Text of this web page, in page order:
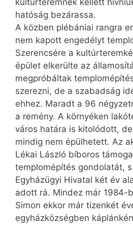
kultúrteremnek kellett
hatóság bezárassa.
A közben plébániai rangra
nem kapott engedélyt
Szerencsére a
épület elkerülte az
megpróbáltak
szerezni, de a szabadság
ehhez. Maradt a 96
a remény. A környéken
város határa is kitolódott,
mindig nem épülhetett. Az
Lékai László bíboros
templomépítés gondolatát,
Egyházügyi Hivatal két év
adott rá. Mindez már 1984-
Simon ekkor már tizenkét
egyházközségben